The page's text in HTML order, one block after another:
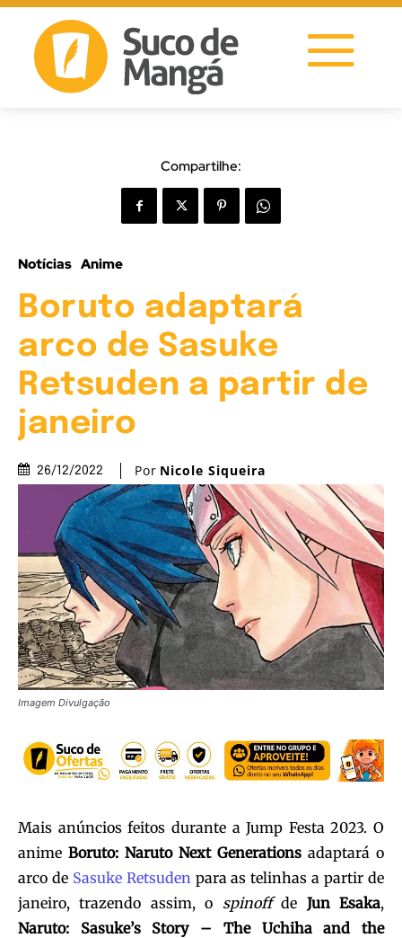
Compartilhe:
Notícias Anime
Boruto adaptará
arco de Sasuke
Retsuden a partir de
janeiro
26/12/2022 Por Nicole Siqueira
Imagem Divulgação
Mais anúncios feitos durante a Jump Festa 2023. O
anime Boruto: Naruto Next Generations adaptará o
arco de Sasuke Retsuden para as telinhas a partir de
janeiro, trazendo assim, o spinoffde Jun Esaka,
Naruto: Sasuke’s Story – The Uchiha and the